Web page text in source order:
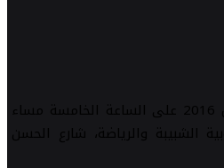
وذلك يوم الجمعة 11 مارس 2016 على الساعة الخامسة مساء
الشبيبة والرياضة، شارع الحسن